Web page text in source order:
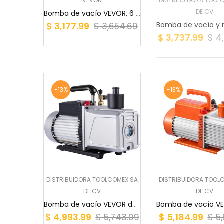
Bomba de vacío VEVOR, 6 CFM, bomba de vacío rot...
$ 3,177.99 $ 3,654.69
DE CV
$ 3,737.99 $
-13%
DISTRIBUIDORA TOOLCOMEX SA
DE CV
Bomba de vacío VEVOR de 12 CFM y 1 HP para aire...
$ 4,993.99 $ 5,743.09
-13%
DISTRIBUIDORA
DE CV
$ 5,184.99 $